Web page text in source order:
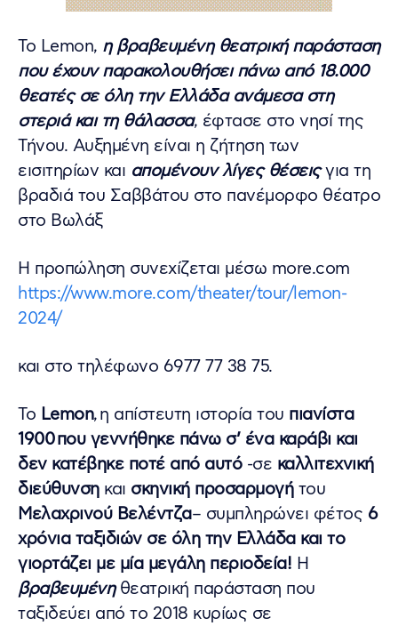
Το Lemon, η βραβευμένη θεατρική παράσταση
που έχουν παρακολουθήσει πάνω από 18.000
θεατές σε όλη την Ελλάδα ανάμεσα στη
στεριά και τη θάλασσα, έφτασε στο νησί της
Τήνου. Αυξημένη είναι η ζήτηση των
εισιτηρίων και απομένουν λίγες θέσειςγια τη
βραδιά του Σαββάτου στο πανέμορφο θέατρο
στο Βωλάξ
Η προπώληση συνεχίζεται μέσω more.com
https://www.more.com/theater/tour/lemon-
2024/
και στο τηλέφωνο 6977 77 38 75.
Το Lemon, η απίστευτη ιστορία του πιανίστα
1900 που γεννήθηκε πάνω σ’ ένα καράβι και
δεν κατέβηκε ποτέ από αυτό -σε καλλιτεχνική
διεύθυνση και σκηνική προσαρμογή του
Μελαχρινού Βελέντζα– συμπληρώνει φέτος 6
χρόνια ταξιδιών σε όλη την Ελλάδα και το
γιορτάζει με μία μεγάλη περιοδεία! Η
βραβευμένηθεατρική παράσταση που
ταξιδεύει από το 2018 κυρίως σε